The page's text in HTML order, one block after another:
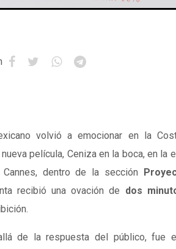
volvió a emocionar en la
película, Ceniza en la boca, en la
, dentro de la sección
recibió una ovación de dos
de la respuesta del público, fue